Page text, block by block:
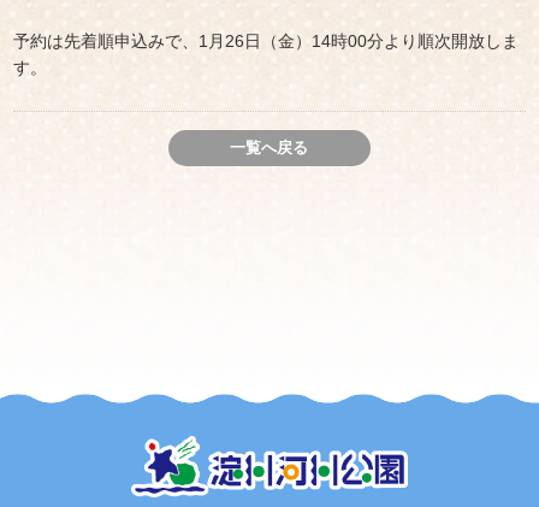
予約は先着順申込みで、1月26日（金）14時00分より順次開放しま
す。
一覧へ戻る